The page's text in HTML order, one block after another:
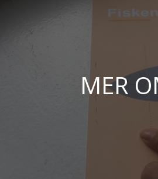
MER